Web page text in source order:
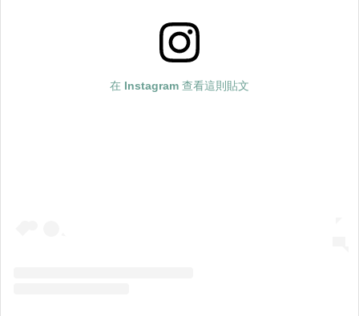
在 Instagram 查看這則貼文